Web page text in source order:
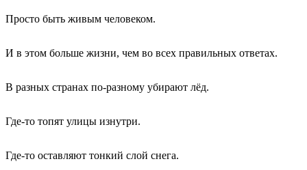
Просто быть живым человеком.
И в этом больше жизни, чем во всех правильных ответах.
В разных странах по-разному убирают лёд.
Где-то топят улицы изнутри.
Где-то оставляют тонкий слой снега.